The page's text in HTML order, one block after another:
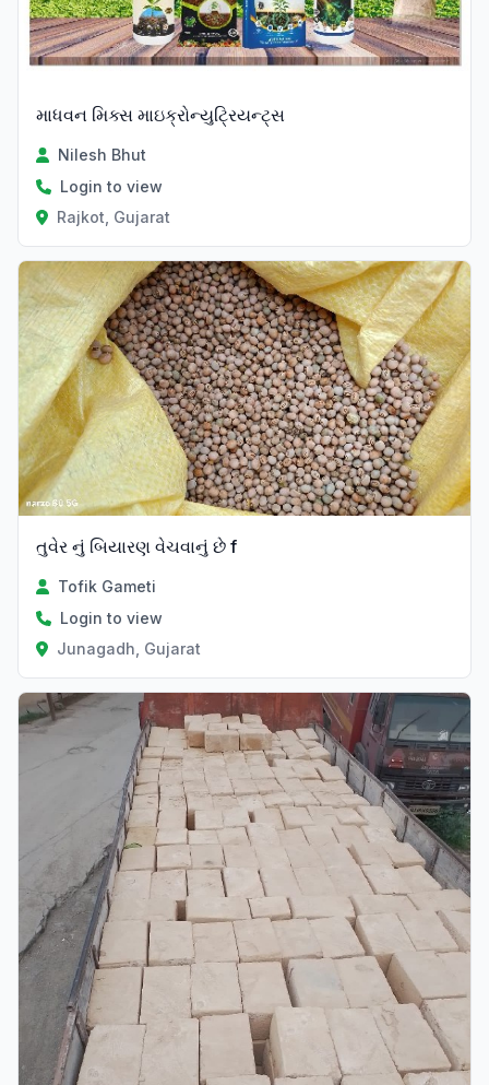
માધવન મિક્સ માઇક્રોન્યુટ્રિયન્ટ્સ
Nilesh Bhut
Login to view
Rajkot, Gujarat
તુવેર નું બિયારણ વેચવાનું છે f
Tofik Gameti
Login to view
Junagadh, Gujarat
Verified